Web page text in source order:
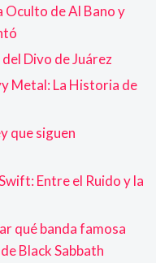
Oculto de Al Bano y
Divo de Juárez
Metal: La Historia de
que siguen
Entre el Ruido y la
qué banda famosa
Black Sabbath